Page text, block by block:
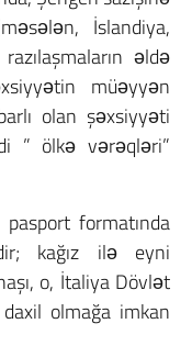
İslandiya,
əldə
müəyyən
olan şəxsiyyəti
” ölkə vərəqləri”
formatında
kağız ilə eyni
o, İtaliya Dövlət
olmağa imkan